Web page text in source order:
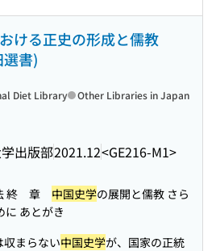
ける正史の形成と儒教
書)
出版部2021.12<GE216-M1>
Diet Library Other Libraries in Japan
終 章 中国史学の展開と儒教 さら
に あとがき
まらない中国史学が、国家の正統